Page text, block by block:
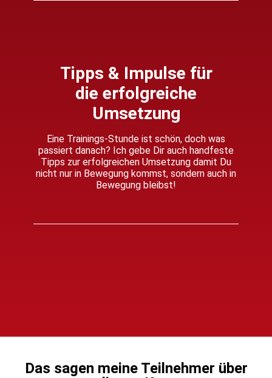
Tipps & Impulse für
die erfolgreiche
Umsetzung
Eine Trainings-Stunde ist schön, doch was
passiert danach? Ich gebe Dir auch handfeste
Tipps zur erfolgreichen Umsetzung damit Du
nicht nur in Bewegung kommst, sondern auch in
Bewegung bleibst!
Das sagen meine Teilnehmer über